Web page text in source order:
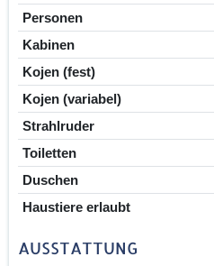
Personen
Kabinen
Kojen (fest)
Kojen (variabel)
Strahlruder
Toiletten
Duschen
Haustiere erlaubt
AUSSTATTUNG